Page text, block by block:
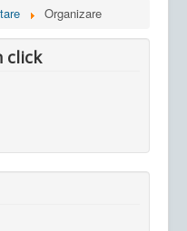
Organizare
click